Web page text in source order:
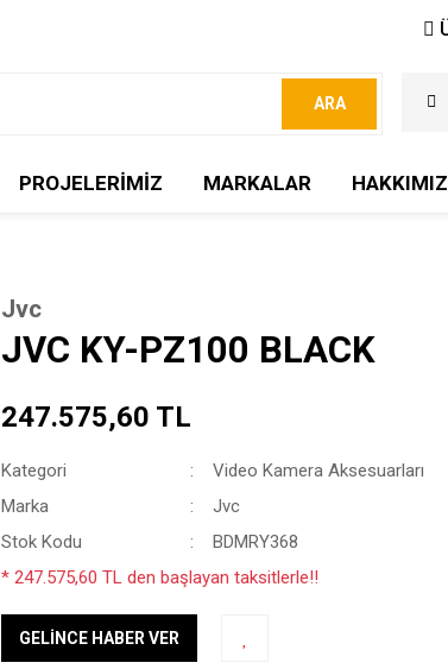
ARA
PROJELERİMİZ MARKALAR
Jvc
JVC KY-PZ100 BLACK
247.575,60 TL
Kategori
Video Kamera Aksesuarları
Marka
Jvc
Stok Kodu
BDMRY368
* 247.575,60 TL den başlayan taksitlerle!!
GELİNCE HABER VER